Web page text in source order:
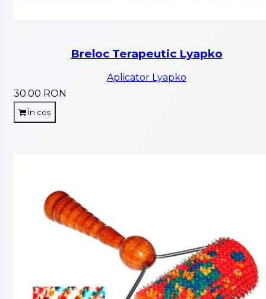
Breloc Terapeutic Lyapko
Aplicator Lyapko
30.00 RON
În coș